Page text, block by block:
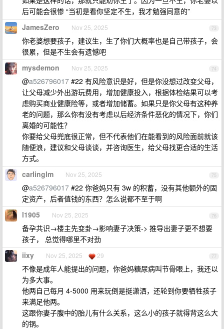
后可能会很惨 “当初是看你坚定不生，我才勉强同意的”
73
JamesZero Nov 25, 2025
你老婆想要孩子，建议生，生了你们大概率也是自己带孩子，会
很累，但是不生会有遗憾吧
74
mysdemon Nov 25, 2025
@a526796017 #22 有风险意识是好，但是你没想过改变父母，
让父母减少外出游玩费用，增加健康投入，根据体检结果可以考
虑购买商业健康险等，或者增加储蓄。如果只是你父母有这种养
老的问题，那么你有没有考虑以后经济条件恶化的情况下，你们
离婚的可能性？
你要给父母兜底很正常，但不代表他们在能看到的风险面前就该
随便浪，建议和父母谈谈，并咨询医生，给父母找更合适的生活
方式。
75
carlinglm Nov 25, 2025
@a526796017 #22 你爸妈只有 3w 的积蓄，没有其他额外的固
定资产，后者值钱的东西？怎么说都不至于啊
76
l1905 Nov 25, 2025
备孕共识→楼主先变卦→影响妻子决策-> 推导出妻子更不想要
孩子， 总觉得哪里不对劲
77
iixy Nov 25, 2025 29
不像是成年人能提出的问题，你爸妈糖尿病叫节骨眼上，我还以
为多大事。
他两自己每月 4-5000 用来玩倒是挺潇洒，还轮到你要牺牲孩子
来满足他两。
这跟你妻子腹中的胎儿有什么关系，这么小的孩子就得背这么大
的锅。